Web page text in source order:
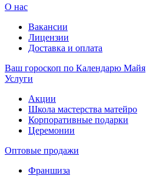
О нас
Вакансии
Лицензии
Доставка и оплата
Ваш гороскоп по Календарю Майя
Услуги
Акции
Школа мастерства матейро
Корпоративные подарки
Церемонии
Оптовые продажи
Франшиза